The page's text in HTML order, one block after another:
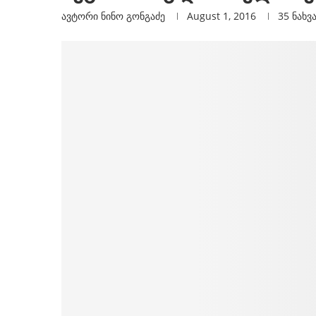
ავტორი Ნინო Გონგაძე August 1, 2016 35 ნახვა